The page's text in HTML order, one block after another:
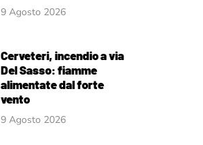
9 Agosto 2026
Cerveteri, incendio a via
Del Sasso: fiamme
alimentate dal forte
vento
9 Agosto 2026